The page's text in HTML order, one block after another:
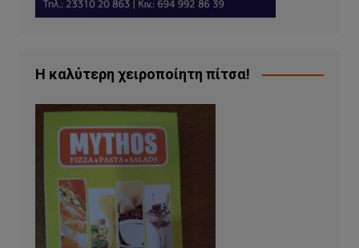
Η καλύτερη χειροποίητη πίτσα!